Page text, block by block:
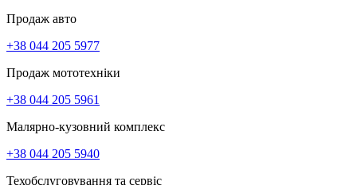
Продаж авто
+38 044 205 5977
Продаж мототехніки
+38 044 205 5961
Малярно-кузовний комплекс
+38 044 205 5940
Техобслуговування та сервіс